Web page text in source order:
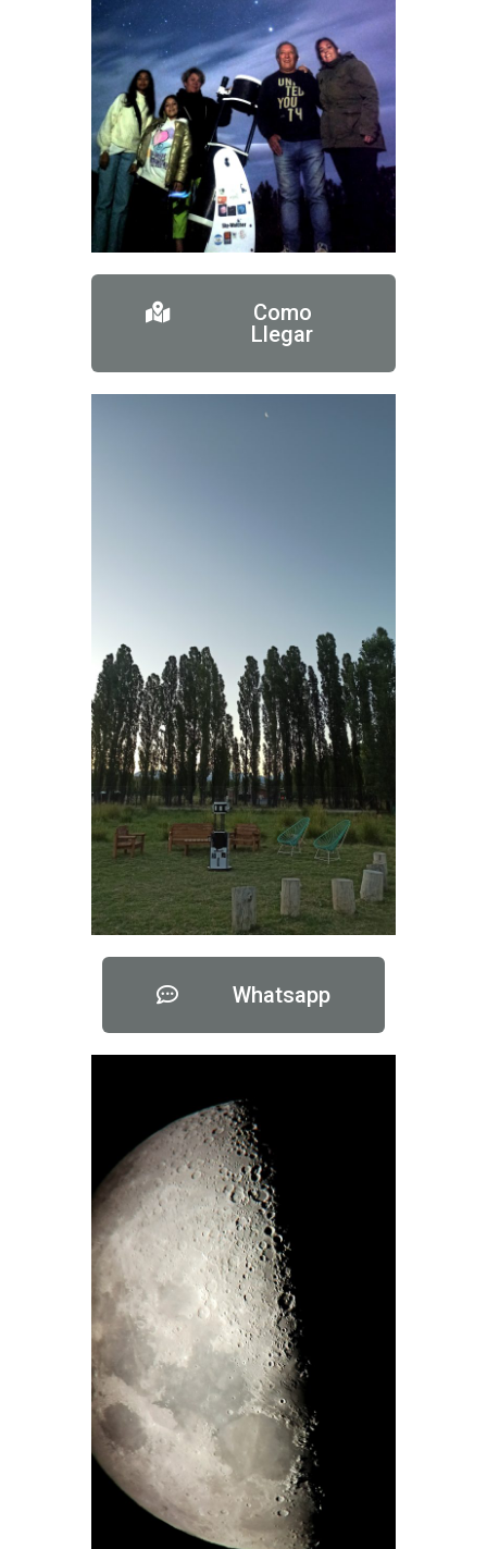
Como
Llegar
Whatsapp